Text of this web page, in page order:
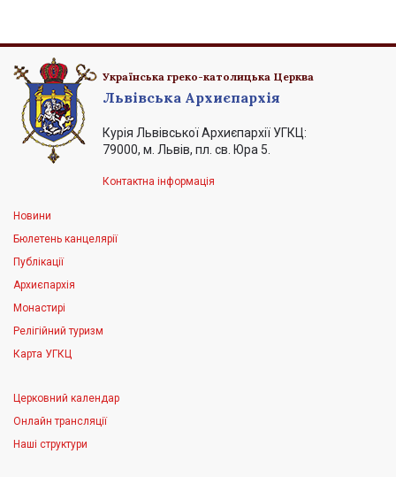
Українська греко-католицька Церква
Львівська Архиєпархія
Курія Львівської Архиєпархії УГКЦ:
79000, м. Львів, пл. св. Юра 5.
Контактна інформація
Новини
Бюлетень канцелярії
Публікації
Архиєпархія
Монастирі
Релігійний туризм
Карта УГКЦ
Церковний календар
Онлайн трансляції
Наші структури